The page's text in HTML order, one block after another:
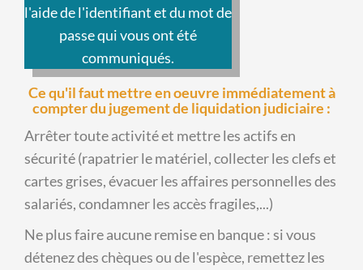
l'aide de l'identifiant et du mot de
passe qui vous ont été
communiqués.
Ce qu'il faut mettre en oeuvre immédiatement à
compter du jugement de liquidation judiciaire :
Arrêter toute activité et mettre les actifs en
sécurité (rapatrier le matériel, collecter les clefs et
cartes grises, évacuer les affaires personnelles des
salariés, condamner les accès fragiles,...)
Ne plus faire aucune remise en banque : si vous
détenez des chèques ou de l'espèce, remettez les